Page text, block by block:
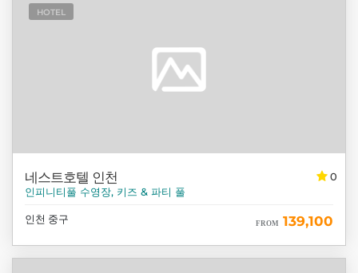
HOTEL
0
네스트호텔 인천
인피니티풀 수영장, 키즈 & 파티 풀
인천 중구 FROM 139,100